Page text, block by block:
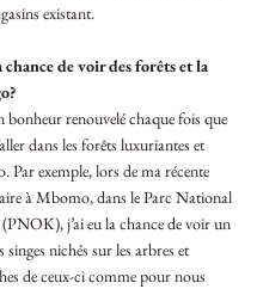
existant.
chance de voir des forêts et la
bonheur renouvelé chaque fois que
dans les forêts luxuriantes et
Par exemple, lors de ma récente
à Mbomo, dans le Parc National
j’ai eu la chance de voir un
singes nichés sur les arbres et
de ceux-ci comme pour nous